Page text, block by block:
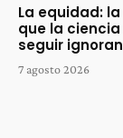
La equidad:
que la
seguir
7 agosto 2026